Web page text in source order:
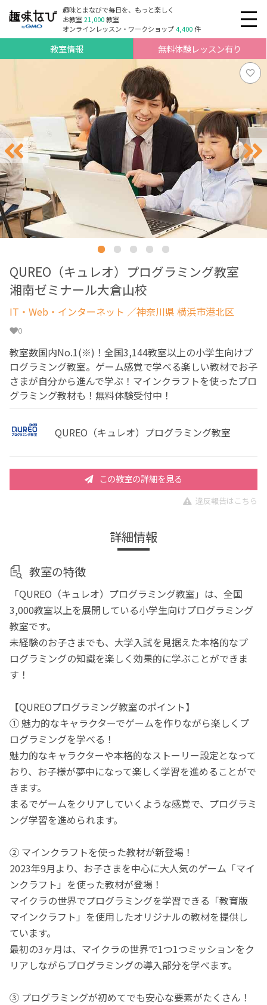
趣味とまなびで毎日を、もっと楽しく
お教室21,000教室
オンラインレッスン・ワークショップ4,400件
教室情報 無料体験レッスン有り
QUREO（キュレオ）プログラミング教室
湘南ゼミナール大倉山校
IT・Web・インターネット ／神奈川県 横浜市港北区
0
教室数国内No.1(※)！全国3,144教室以上の小学生向けプ
ログラミング教室。ゲーム感覚で学べる楽しい教材でお子
さまが自分から進んで学ぶ！マインクラフトを使ったプロ
グラミング教材も！無料体験受付中！
QUREO（キュレオ）プログラミング教室
この教室の詳細を見る
違反報告はこちら
詳細情報
教室の特徴
「QUREO（キュレオ）プログラミング教室」は、全国
3,000教室以上を展開している小学生向けプログラミング
教室です。
未経験のお子さまでも、大学入試を見据えた本格的なプ
ログラミングの知識を楽しく効果的に学ぶことができま
す！
【QUREOプログラミング教室のポイント】
① 魅力的なキャラクターでゲームを作りながら楽しくプ
ログラミングを学べる！
魅力的なキャラクターや本格的なストーリー設定となって
おり、お子様が夢中になって楽しく学習を進めることがで
きます。
まるでゲームをクリアしていくような感覚で、プログラミ
ング学習を進められます。
② マインクラフトを使った教材が新登場！
2023年9月より、お子さまを中心に大人気のゲーム「マイ
ンクラフト」を使った教材が登場！
マイクラの世界でプログラミングを学習できる「教育版
マインクラフト」を使用したオリジナルの教材を提供し
ています。
最初の3ヶ月は、マイクラの世界で1つ1つミッションをク
リアしながらプログラミングの導入部分を学べます。
③ プログラミングが初めてでも安心な要素がたくさん！